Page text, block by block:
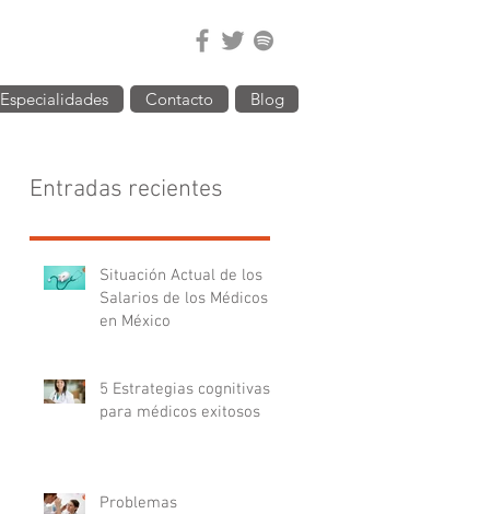
Especialidades Contacto Blog
Entradas recientes
Situación Actual de los
Salarios de los Médicos
en México
5 Estrategias cognitivas
para médicos exitosos
Problemas